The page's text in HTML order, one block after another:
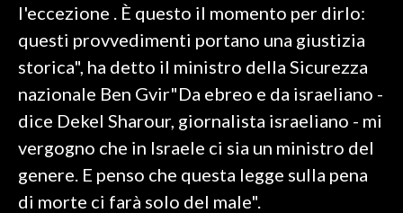
3 MINUTI CON
INSULARITÀ
INFO AZIENDE
ABBONATI
l'eccezione . È questo il momento per dirlo:
questi provvedimenti portano una giustizia
storica", ha detto il ministro della Sicurezza
nazionale Ben Gvir"Da ebreo e da israeliano -
dice Dekel Sharour, giornalista israeliano - mi
vergogno che in Israele ci sia un ministro del
genere. E penso che questa legge sulla pena
di morte ci farà solo del male".